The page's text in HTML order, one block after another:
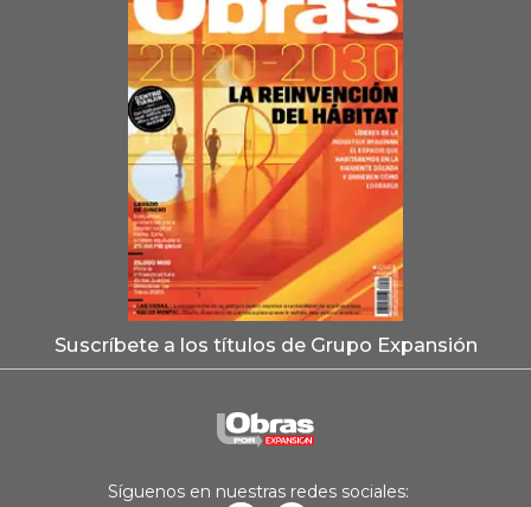
Suscríbete a los títulos de Grupo Expansión
Síguenos en nuestras redes sociales: